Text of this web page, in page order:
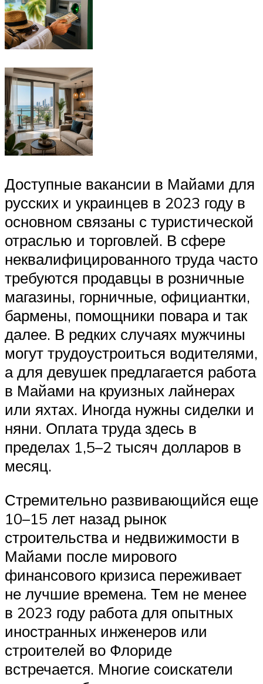
Доступные вакансии в Майами для
русских и украинцев в 2023 году в
основном связаны с туристической
отраслью и торговлей. В сфере
неквалифицированного труда часто
требуются продавцы в розничные
магазины, горничные, официантки,
бармены, помощники повара и так
далее. В редких случаях мужчины
могут трудоустроиться водителями,
а для девушек предлагается работа
в Майами на круизных лайнерах
или яхтах. Иногда нужны сиделки и
няни. Оплата труда здесь в
пределах 1,5–2 тысяч долларов в
месяц.
Стремительно развивающийся еще
10–15 лет назад рынок
строительства и недвижимости в
Майами после мирового
финансового кризиса переживает
не лучшие времена. Тем не менее
в 2023 году работа для опытных
иностранных инженеров или
строителей во Флориде
встречается. Многие соискатели